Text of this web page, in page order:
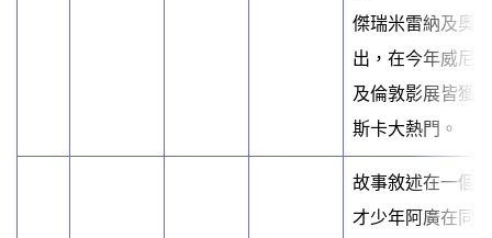
傑瑞米雷納及奧
出，在今年威尼
及倫敦影展皆獲
斯卡大熱門。
故事敘述在一個
才少年阿廣在同